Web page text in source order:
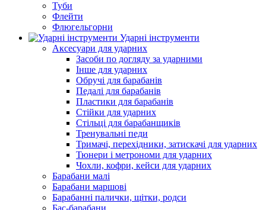
Туби
Флейти
Флюгельгорни
Ударні інструменти
Аксесуари для ударних
Засоби по догляду за ударними
Інше для ударних
Обручі для барабанів
Педалі для барабанів
Пластики для барабанів
Стійки для ударних
Стільці для барабанщиків
Тренувальні педи
Тримачі, перехідники, затискачі для ударних
Тюнери і метрономи для ударних
Чохли, кофри, кейси для ударних
Барабани малі
Барабани маршові
Барабанні палички, щітки, родси
Бас-барабани